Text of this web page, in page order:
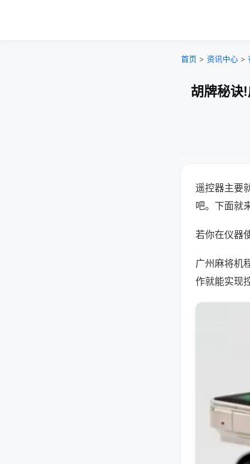
首页 > 资讯中心 >
胡牌秘诀
遥控器主要
吧。下面就
若你在仪器
广州麻将机
作就能实现